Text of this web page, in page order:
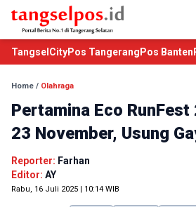
TangselCityPos Tangerang Pos Banten
Home / Olahraga
Pertamina Eco
23 November, Usung
Reporter: Farhan
Editor: AY
Rabu, 16 Juli 2025 | 10:14 WIB